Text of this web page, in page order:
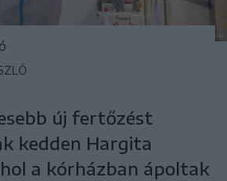
új fertőzést
kedden Hargita
a kórházban ápoltak